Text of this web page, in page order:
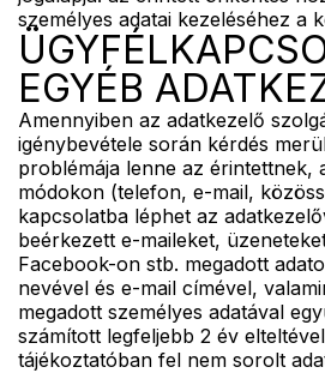
személyes adatai kezeléséhez a
EGYÉB
Amennyiben az adatkezelő
igénybevétele során kérdés
problémája lenne az érintettnek,
módokon (telefon, e-mail,
kapcsolatba léphet az
beérkezett e-maileket,
Facebook-on stb. megadott
nevével és e-mail címével,
megadott személyes adatával
számított legfeljebb 2 év
tájékoztatóban fel nem sorolt